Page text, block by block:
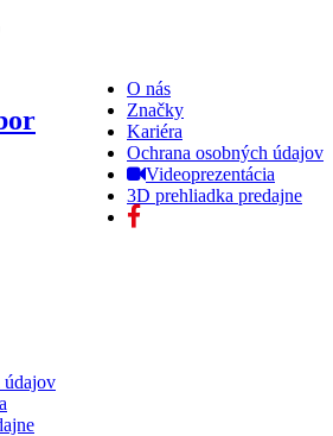
O nás
Značky
Kariéra
Ochrana osobných údajov
Videoprezentácia
3D prehliadka predajne
údajov